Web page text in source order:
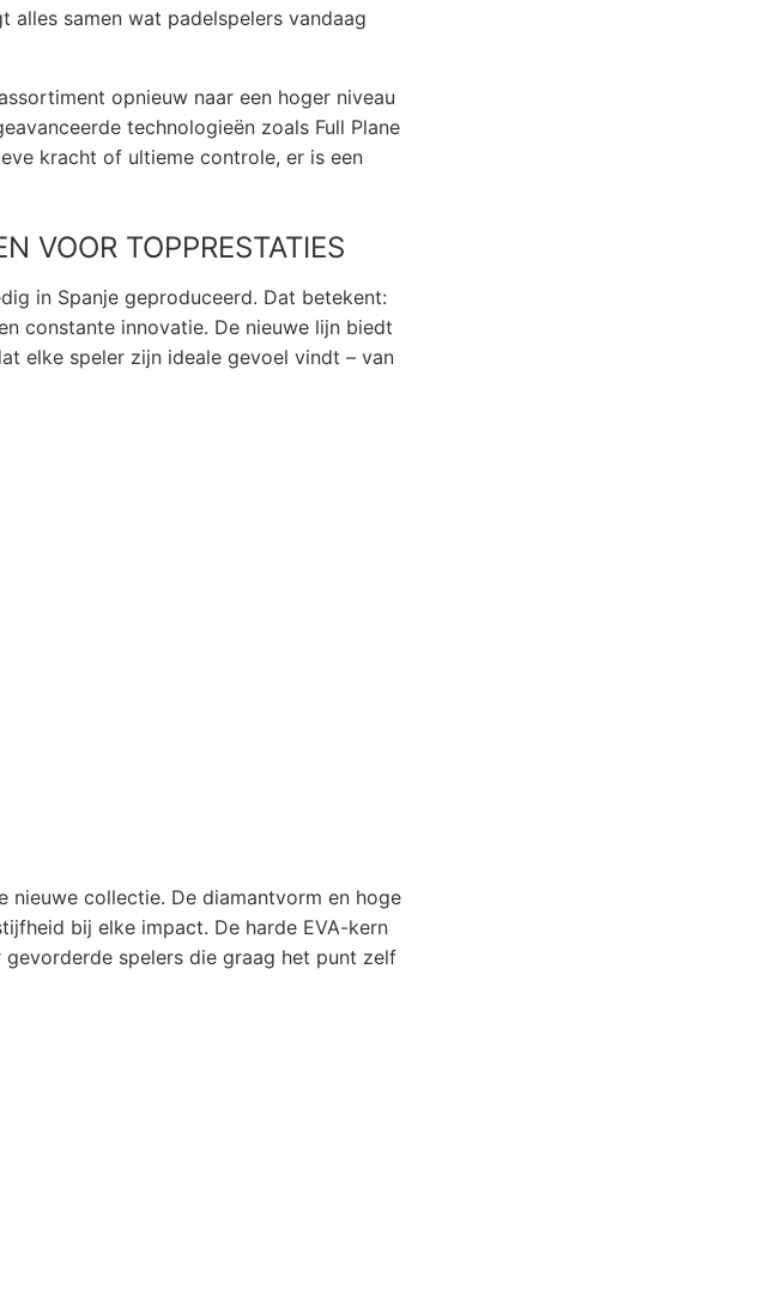
alles samen wat padelspelers vandaag
opnieuw naar een hoger niveau
technologieën zoals Full Plane
kracht of ultieme controle, er is een
VOOR TOPPRESTATIES
in Spanje geproduceerd. Dat betekent:
constante innovatie. De nieuwe lijn biedt
elke speler zijn ideale gevoel vindt – van
collectie. De diamantvorm en hoge
bij elke impact. De harde EVA-kern
spelers die graag het punt zelf